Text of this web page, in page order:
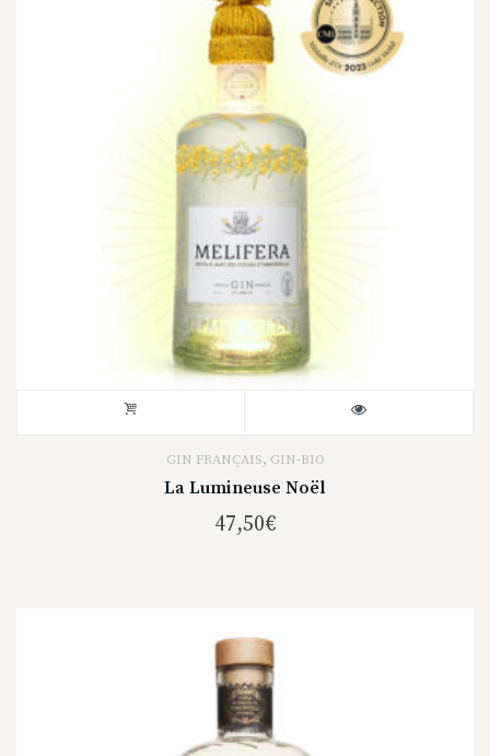
GIN FRANÇAIS, GIN-BIO
La Lumineuse Noël
47,50€